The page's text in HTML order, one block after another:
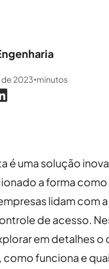
de 2023 •minutos
é uma solução
a forma como
lidam com a
de acesso.
em detalhes o
funciona e